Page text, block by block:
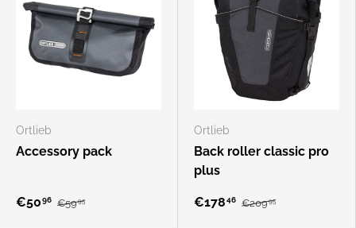
Ortlieb
Accessory pack
€5096 €5995
Ortlieb
Back roller classic pro
plus
€17846 €20995